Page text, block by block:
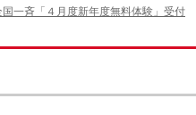
一斉「４月度新年度無料体験」受付